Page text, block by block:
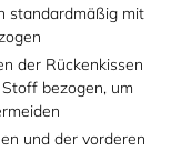
standardmäßig mit
der Rückenkissen
bezogen, um
und der vorderen